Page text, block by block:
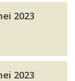
2023
2023